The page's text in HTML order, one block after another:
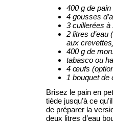
400 g de
4 gousses
3 cuillerées à
2 litres d’eau
aux
400 g de
tabasco ou
4 œufs
1 bouquet de
Brisez le pain en
tiède jusqu’à ce
de préparer la
deux litres d’eau